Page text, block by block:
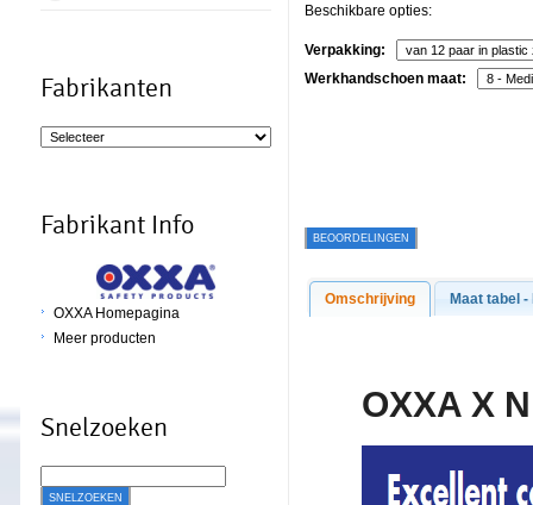
Fabrikanten
Fabrikant Info
OXXA Homepagina
Meer producten
Snelzoeken
SNELZOEKEN
Beschikbare opties:
Verpakking:
Werkhandschoen maat:
BEOORDELINGEN
Omschrijving Maat tabel -
OXXA X